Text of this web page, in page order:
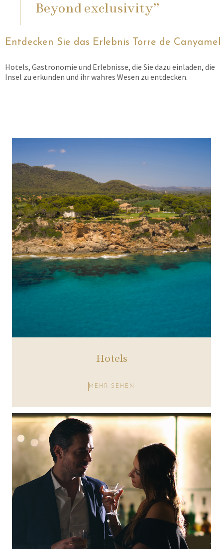
Beyond exclusivity”
Entdecken Sie das Erlebnis Torre de Canyamel
Hotels, Gastronomie und Erlebnisse, die Sie dazu einladen, die
Insel zu erkunden und ihr wahres Wesen zu entdecken.
Hotels
MEHR SEHEN